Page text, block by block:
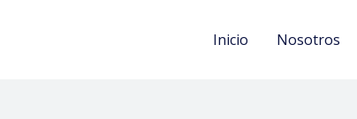
Inicio Nosotros